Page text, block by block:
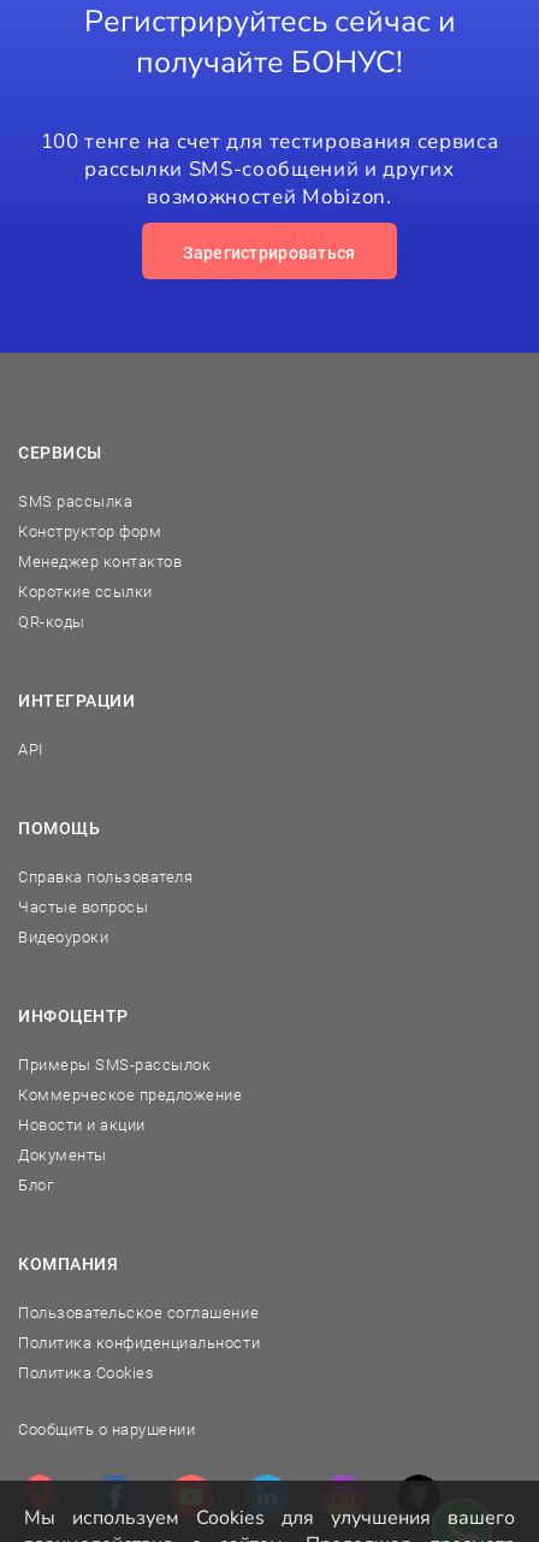
Регистрируйтесь сейчас и
получайте БОНУС!
100 тенге на счет для тестирования сервиса
рассылки SMS-сообщений и других
возможностей Mobizon.
Зарегистрироваться
СЕРВИСЫ
SMS рассылка
Конструктор форм
Менеджер контактов
Короткие ссылки
QR-коды
ИНТЕГРАЦИИ
API
ПОМОЩЬ
Справка пользователя
Частые вопросы
Видеоуроки
ИНФОЦЕНТР
Примеры SMS-рассылок
Коммерческое предложение
Новости и акции
Документы
Блог
КОМПАНИЯ
Пользовательское соглашение
Политика конфиденциальности
Политика Cookies
Сообщить о нарушении
Мы используем Cookies для улучшения вашего